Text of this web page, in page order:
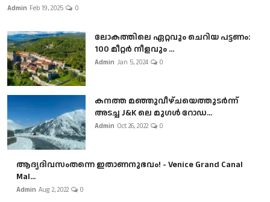
Admin Feb 19, 2025 0
ലോകത്തിലെ ഏറ്റവും ചെറിയ പട്ടണം:
100 മീറ്റർ നീളവും ...
Admin Jan 5, 2024 0
കനത്ത മഞ്ഞുവീഴ്ചയെത്തുടർന്ന്
അടച്ച J&K ലെ മുഗൾ റോഡ...
Admin Oct 26, 2022 0
ആദ്യദിവസംതന്നെ ഇതാണനുഭവം! - Venice Grand Canal
Mal...
Admin Aug 2, 2022 0